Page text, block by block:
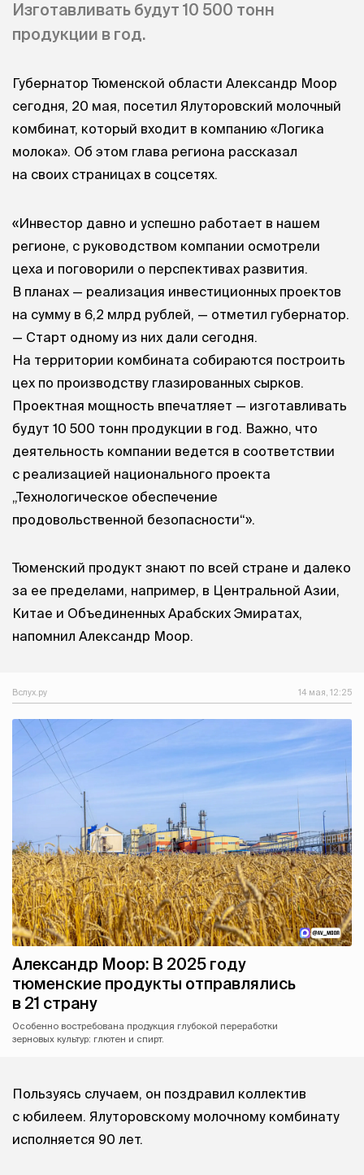
Изготавливать будут 10 500 тонн
продукции в год.
Губернатор Тюменской области Александр Моор
сегодня, 20 мая, посетил Ялуторовский молочный
комбинат, который входит в компанию «Логика
молока». Об этом глава региона рассказал
на своих страницах в соцсетях.
«Инвестор давно и успешно работает в нашем
регионе, с руководством компании осмотрели
цеха и поговорили о перспективах развития.
В планах — реализация инвестиционных проектов
на сумму в 6,2 млрд рублей, — отметил губернатор.
— Старт одному из них дали сегодня.
На территории комбината собираются построить
цех по производству глазированных сырков.
Проектная мощность впечатляет — изготавливать
будут 10 500 тонн продукции в год. Важно, что
деятельность компании ведется в соответствии
с реализацией национального проекта
„Технологическое обеспечение
продовольственной безопасности“».
Тюменский продукт знают по всей стране и далеко
за ее пределами, например, в Центральной Азии,
Китае и Объединенных Арабских Эмиратах,
напомнил Александр Моор.
Вслух.ру 14 мая, 12:25
Александр Моор: В 2025 году
тюменские продукты отправлялись
в 21 страну
Особенно востребована продукция глубокой переработки
зерновых культур: глютен и спирт.
Пользуясь случаем, он поздравил коллектив
с юбилеем. Ялуторовскому молочному комбинату
исполняется 90 лет.